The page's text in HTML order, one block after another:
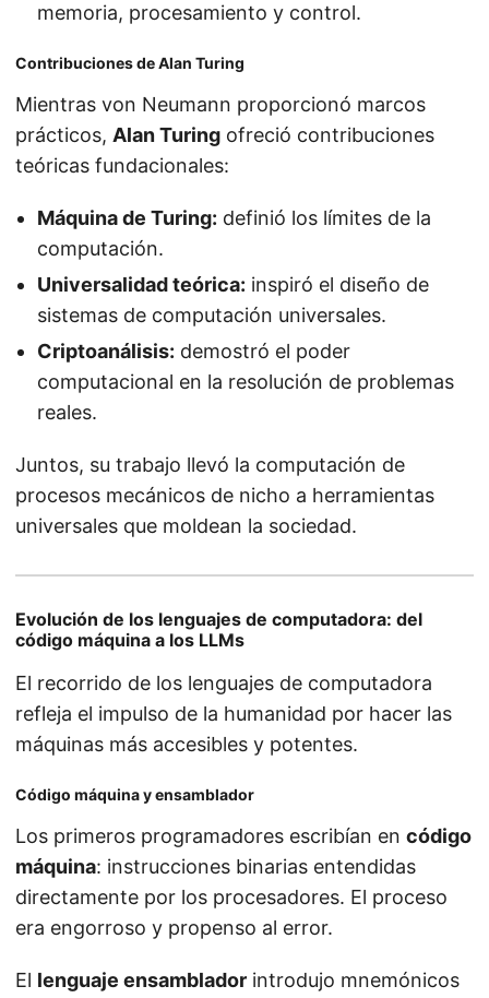
memoria, procesamiento y control.
Contribuciones de Alan Turing
Mientras von Neumann proporcionó marcos
prácticos, Alan Turing ofreció contribuciones
teóricas fundacionales:
Máquina de Turing: definió los límites de la
computación.
Universalidad teórica: inspiró el diseño de
sistemas de computación universales.
Criptoanálisis: demostró el poder
computacional en la resolución de problemas
reales.
Juntos, su trabajo llevó la computación de
procesos mecánicos de nicho a herramientas
universales que moldean la sociedad.
Evolución de los lenguajes de computadora: del
código máquina a los LLMs
El recorrido de los lenguajes de computadora
refleja el impulso de la humanidad por hacer las
máquinas más accesibles y potentes.
Código máquina y ensamblador
Los primeros programadores escribían en código
máquina: instrucciones binarias entendidas
directamente por los procesadores. El proceso
era engorroso y propenso al error.
El lenguaje ensamblador introdujo mnemónicos